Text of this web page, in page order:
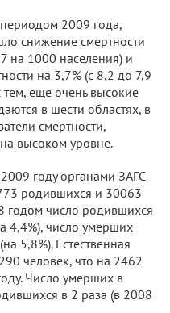
2009 года,
снижение смертности
на 1000 населения) и
на 3,7% (с 8,2 до 7,9
еще очень высокие
в шести областях, в
смертности,
высоком уровне.
году органами ЗАГС
родившихся и 30063
число родившихся
4,4%), число умерших
5,8%). Естественная
человек, что на 2462
Число умерших в
в 2 раза (в 2008